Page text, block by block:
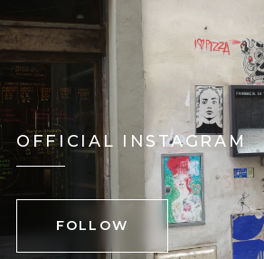
OFFICIAL INSTAGRAM
FOLLOW